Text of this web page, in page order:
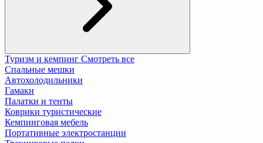
Туризм и кемпинг Смотреть все
Спальные мешки
Автохолодильники
Гамаки
Палатки и тенты
Коврики туристические
Кемпинговая мебель
Портативные электростанции